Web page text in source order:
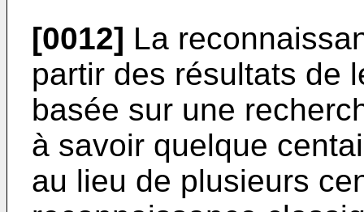
[0012] La
partir des résultats de
basée sur une
à savoir quelque
au lieu de plusieurs